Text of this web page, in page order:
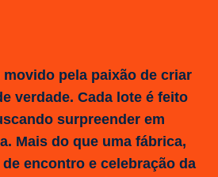
pela paixão de criar
verdade. Cada lote é feito
surpreender em
Mais do que uma fábrica,
encontro e celebração da